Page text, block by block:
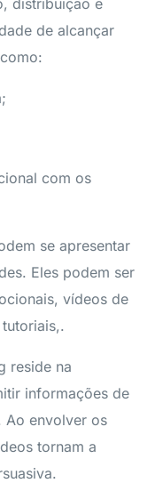
de alcançar
com os
se apresentar
Eles podem ser
vídeos de
reside na
informações de
Ao envolver os
tornam a